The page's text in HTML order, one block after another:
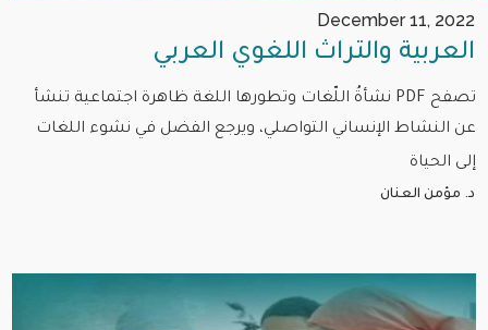
December 11, 2022
العربية والتراث اللغوي العربي
تصفح PDF نشأةُ اللّغات وتطورها اللغة ظاهرة اجتماعية تنشأ
عن النشاط الإنساني التواصلي، ويرجع الفضل في نشوء اللغات
إلى الحياة
د. مؤمن العنان